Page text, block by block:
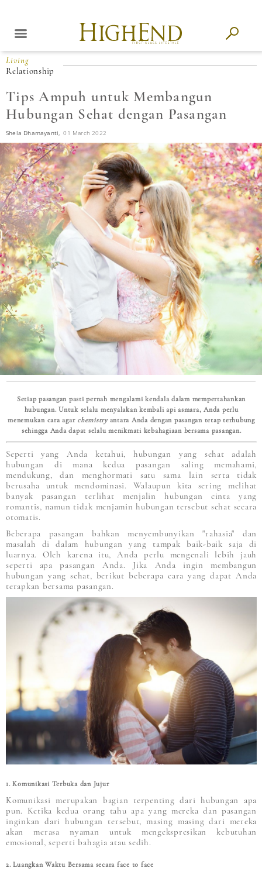
Living
Relationship
Tips Ampuh untuk Membangun
Hubungan Sehat dengan Pasangan
Shela Dhamayanti, 01 March 2022
Setiap pasangan pasti pernah mengalami kendala dalam mempertahankan
hubungan. Untuk selalu menyalakan kembali api asmara, Anda perlu
menemukan cara agar chemistryantara Anda dengan pasangan tetap terhubung
sehingga Anda dapat selalu menikmati kebahagiaan bersama pasangan.
Seperti yang Anda ketahui, hubungan yang sehat adalah
hubungan di mana kedua pasangan saling memahami,
mendukung, dan menghormati satu sama lain serta tidak
berusaha untuk mendominasi. Walaupun kita sering melihat
banyak pasangan terlihat menjalin hubungan cinta yang
romantis, namun tidak menjamin hubungan tersebut sehat secara
otomatis.
Beberapa pasangan bahkan menyembunyikan "rahasia" dan
masalah di dalam hubungan yang tampak baik-baik saja di
luarnya. Oleh karena itu, Anda perlu mengenali lebih jauh
seperti apa pasangan Anda. Jika Anda ingin membangun
hubungan yang sehat, berikut beberapa cara yang dapat Anda
terapkan bersama pasangan.
1. Komunikasi Terbuka dan Jujur
Komunikasi merupakan bagian terpenting dari hubungan apa
pun. Ketika kedua orang tahu apa yang mereka dan pasangan
inginkan dari hubungan tersebut, masing masing dari mereka
akan merasa nyaman untuk mengekspresikan kebutuhan
emosional, seperti bahagia atau sedih.
2. Luangkan Waktu Bersama secara face to face